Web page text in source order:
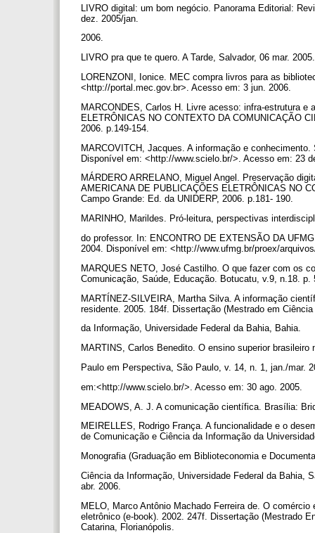
LIVRO digital: um bom negócio. Panorama Editorial:
dez. 2005/jan.
2006.
LIVRO pra que te quero. A Tarde, Salvador, 06 mar.
LORENZONI, Ionice. MEC compra livros para as
<http://portal.mec.gov.br>. Acesso em: 3 jun. 2006.
MARCONDES, Carlos H. Livre acesso: infra-estrutura
ELETRÔNICAS NO CONTEXTO DA COMUNICAÇÃO
2006. p.149-154.
MARCOVITCH, Jacques. A informação e
Disponível em: <http://www.scielo.br/>. Acesso em: 23
MÁRDERO ARRELANO, Miguel Angel. Preservação
AMERICANA DE PUBLICAÇÕES ELETRÔNICAS NO
Campo Grande: Ed. da UNIDERP, 2006. p.181- 190.
MARINHO, Marildes. Pró-leitura, perspectivas
do professor. In: ENCONTRO DE EXTENSÃO DA
2004. Disponível em: <http://www.ufmg.br/proex/
MARQUES NETO, José Castilho. O que fazer com os
Comunicação, Saúde, Educação. Botucatu, v.9, n.18.
MARTÍNEZ-SILVEIRA, Martha Silva. A informação
residente. 2005. 184f. Dissertação (Mestrado em
da Informação, Universidade Federal da Bahia, Bahia.
MARTINS, Carlos Benedito. O ensino superior
Paulo em Perspectiva, São Paulo, v. 14, n. 1, jan./mar.
em:<http://www.scielo.br/>. Acesso em: 30 ago. 2005.
MEADOWS, A. J. A comunicação científica. Brasília:
MEIRELLES, Rodrigo França. A funcionalidade e o
de Comunicação e Ciência da Informação da
Monografia (Graduação em Biblioteconomia e
Ciência da Informação, Universidade Federal da Bahia,
abr. 2006.
MELO, Marco Antônio Machado Ferreira de. O
eletrônico (e-book). 2002. 247f. Dissertação (Mestrado
Catarina, Florianópolis.